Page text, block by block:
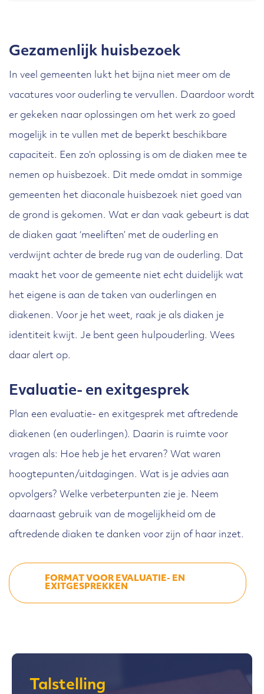
af welke informatie je deelt en maak
verwachtingen helder. Bespreek hoe
je informatie met elkaar deelt en
hoe je samen wilt optreden richting
de gemeente.Maak het verder
bespreekbaar wanneer het werk je
boven het hoofd groeit. Blijf er ook
niet mee rondlopen als je vindt dat
je collega-ouderling je te weinig
informeert of te weinig interesse
toont in het diakenwerk.
kringbezoek. Hieronder valt ook het
organiseren van het werk in wijk. Je
kunt samen diverse activiteiten
bedenken en (laten) uitvoeren voor
de onderlinge betrokkenheid binnen
de wijk en naar buiten. Overleg
regelmatig over je wijk en nodig
daar dan ook de wijkcoördinator,
eventuele pastorale en/of diaconale
Gezamenlijk huisbezoek
In veel gemeenten lukt het bijna niet meer om de
vacatures voor ouderling te vervullen. Daardoor wordt
er gekeken naar oplossingen om het werk zo goed
mogelijk in te vullen met de beperkt beschikbare
capaciteit. Een zo’n oplossing is om de diaken mee te
nemen op huisbezoek. Dit mede omdat in sommige
gemeenten het diaconale huisbezoek niet goed van
de grond is gekomen. Wat er dan vaak gebeurt is dat
de diaken gaat ‘meeliften’ met de ouderling en
verdwijnt achter de brede rug van de ouderling. Dat
maakt het voor de gemeente niet echt duidelijk wat
het eigene is aan de taken van ouderlingen en
diakenen. Voor je het weet, raak je als diaken je
identiteit kwijt. Je bent geen hulpouderling. Wees
daar alert op.
Evaluatie- en exitgesprek
Plan een evaluatie- en exitgesprek met aftredende
diakenen (en ouderlingen). Daarin is ruimte voor
vragen als: Hoe heb je het ervaren? Wat waren
hoogtepunten/uitdagingen. Wat is je advies aan
opvolgers? Welke verbeterpunten zie je. Neem
daarnaast gebruik van de mogelijkheid om de
aftredende diaken te danken voor zijn of haar inzet.
FORMAT VOOR EVALUATIE- EN
EXITGESPREKKEN
Talstelling